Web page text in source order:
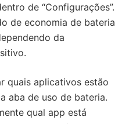
de “Configurações”.
de economia de bateria
da
quais aplicativos estão
aba de uso de bateria.
qual app está